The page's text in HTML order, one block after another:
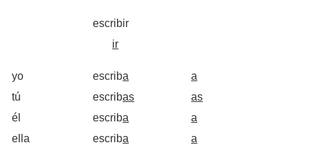
yo
tú
él
ella
escribir
ir
escriba
escribas
escriba
escriba
a
as
a
a